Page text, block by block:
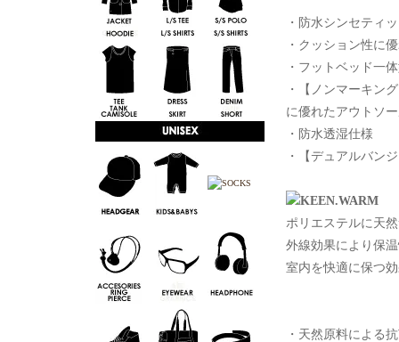
・防水シンセティ
・クッション性に
・フットベッド一
・【ノンマーキン
に優れたアウトソ
・防水透湿仕様
・【デュアルバン
KEEN.WARM
ポリエステルに天
外線効果により保
室内を快適に保つ
・天然原料による